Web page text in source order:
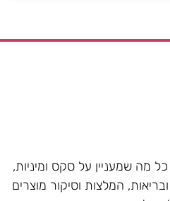
מה שמעניין על סקס ומיניות,
המלצות וסיקור מוצרים